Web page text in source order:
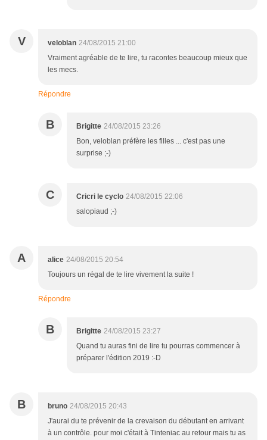
V veloblan 24/08/2015 21:00
Vraiment agréable de te lire, tu racontes beaucoup mieux que
les mecs.
Répondre
B Brigitte 24/08/2015 23:26
Bon, veloblan préfère les filles ... c'est pas une
surprise ;-)
C Cricri le cyclo 24/08/2015 22:06
salopiaud ;-)
A alice 24/08/2015 20:54
Toujours un régal de te lire vivement la suite !
Répondre
B Brigitte 24/08/2015 23:27
Quand tu auras fini de lire tu pourras commencer à
préparer l'édition 2019 :-D
B bruno 24/08/2015 20:43
J'aurai du te prévenir de la crevaison du débutant en arrivant
à un contrôle. pour moi c'était à Tinteniac au retour mais tu as